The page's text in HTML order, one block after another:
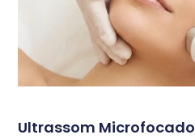
Ultrassom Microfocado